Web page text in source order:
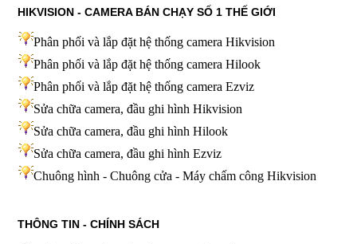
HIKVISION - CAMERA BÁN CHẠY SỐ 1 THẾ GIỚI
Phân phối và lắp đặt hệ thống camera Hikvision
Phân phối và lắp đặt hệ thống camera Hilook
Phân phối và lắp đặt hệ thống camera Ezviz
Sửa chữa camera, đầu ghi hình Hikvision
Sửa chữa camera, đầu ghi hình Hilook
Sửa chữa camera, đầu ghi hình Ezviz
Chuông hình - Chuông cửa - Máy chấm công Hikvision
THÔNG TIN - CHÍNH SÁCH